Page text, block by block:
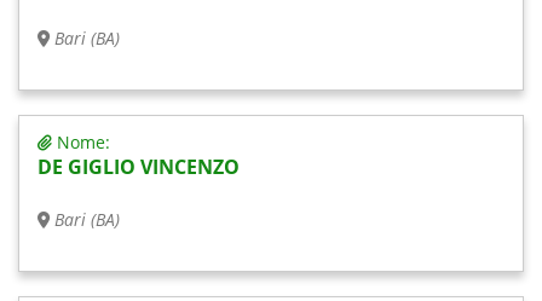
Bari (BA)
Nome:
DE GIGLIO VINCENZO
Bari (BA)